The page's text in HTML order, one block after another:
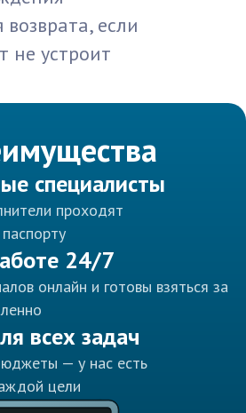
возврата, если
не устроит
специалисты
проходят
24/7
онлайн и готовы взяться за
всех задач
— у нас есть
цели